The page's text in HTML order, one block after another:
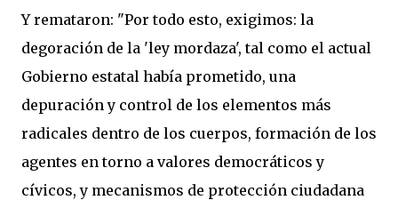
Y remataron: "Por todo esto, exigimos: la
degoración de la 'ley mordaza', tal como el actual
Gobierno estatal había prometido, una
depuración y control de los elementos más
radicales dentro de los cuerpos, formación de los
agentes en torno a valores democráticos y
cívicos, y mecanismos de protección ciudadana